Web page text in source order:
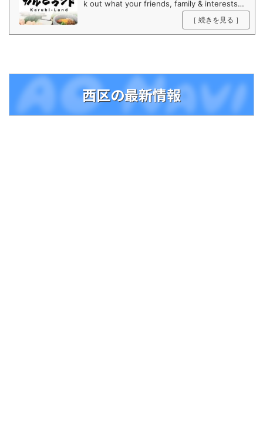
k out what your friends, family & interests h
ave been capturing & sharing around the w
［ 続きを見る ］
西区の最新情報